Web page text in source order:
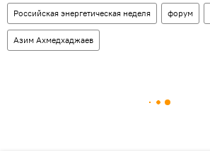
Российская энергетическая неделя форум
Азим Ахмедхаджаев